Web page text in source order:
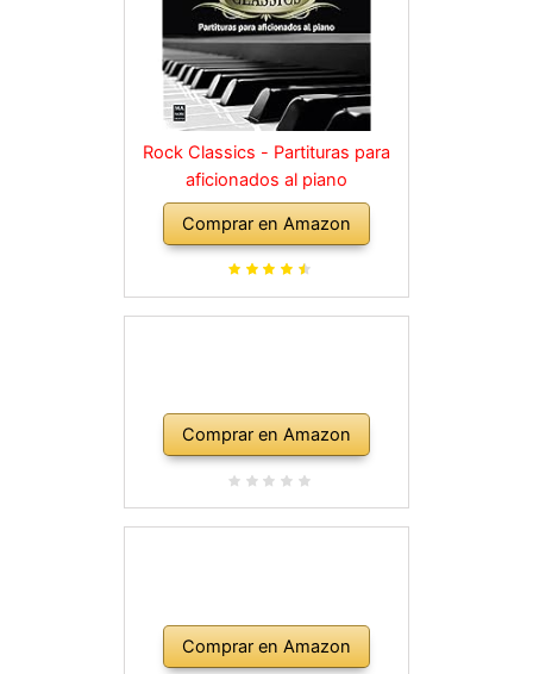
Rock Classics - Partituras para
aficionados al piano
Comprar en Amazon
Comprar en Amazon
Comprar en Amazon